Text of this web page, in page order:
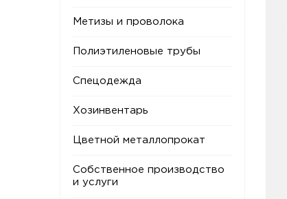
Метизы и проволока
Полиэтиленовые трубы
Спецодежда
Хозинвентарь
Цветной металлопрокат
Собственное производство
и услуги